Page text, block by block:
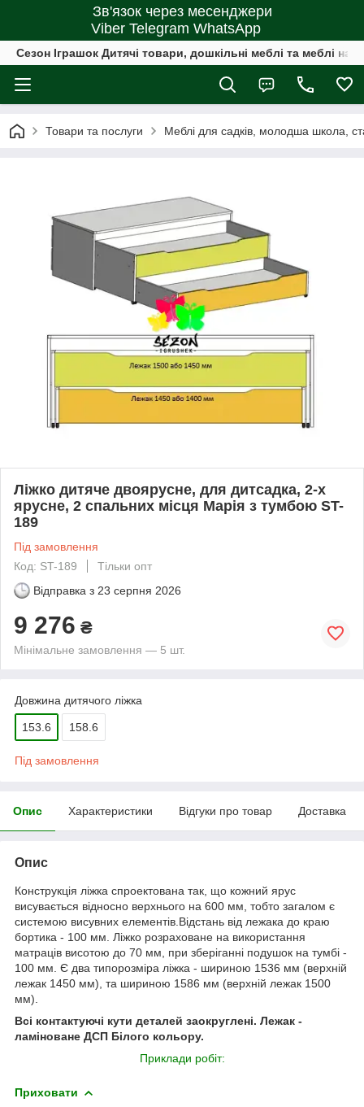
Зв'язок через месенджери
Viber Telegram WhatsApp
Сезон Іграшок Дитячі товари, дошкільні меблі та меблі на
Товари та послуги Меблі для садків, молодша школа,
Ліжко дитяче двоярусне, для дитсадка, 2-х
ярусне, 2 спальних місця Марія з тумбою ST-
189
Під замовлення
Код: ST-189
Тільки опт
Відправка з 23 серпня 2026
9 276 ₴
Мінімальне замовлення — 5 шт.
Довжина дитячого ліжка
153.6 158.6
Під замовлення
Опис Характеристики Відгуки про товар Доставка
Опис
Конструкція ліжка спроектована так, що кожний ярус
висувається відносно верхнього на 600 мм, тобто загалом є
системою висувних елементів.Відстань від лежака до краю
бортика - 100 мм. Ліжко розраховане на використання
матраців висотою до 70 мм, при зберіганні подушок на тумбі -
100 мм. Є два типорозміра ліжка - шириною 1536 мм (верхній
лежак 1450 мм), та шириною 1586 мм (верхній лежак 1500
мм).
Всі контактуючі кути деталей заокруглені. Лежак -
ламіноване ДСП Білого кольору.
Приклади робіт:
Приховати